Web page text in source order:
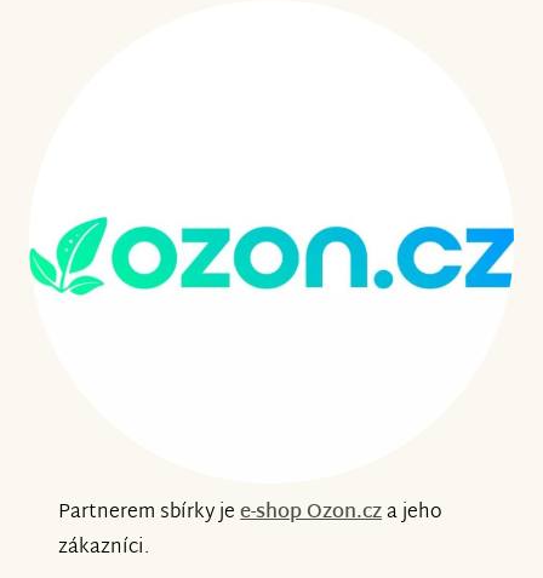
Partnerem sbírky jee-shop Ozon.cza jeho
zákazníci.